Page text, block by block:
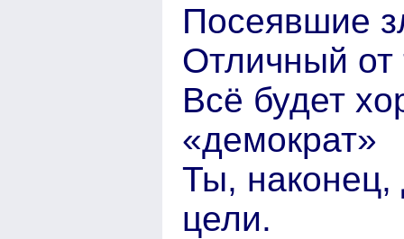
Посеявшие
Отличный от
Всё будет
«демократ»
Ты, наконец,
цели.